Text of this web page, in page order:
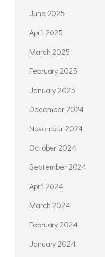
June 2025
April 2025
March 2025
February 2025
January 2025
December 2024
November 2024
October 2024
September 2024
April 2024
March 2024
February 2024
January 2024